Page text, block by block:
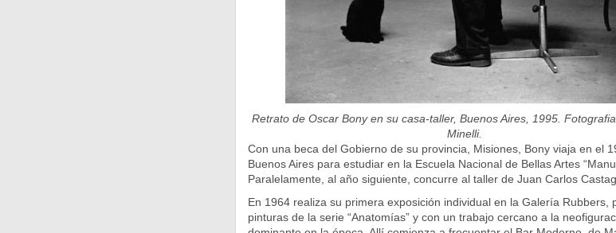
Retrato de Oscar Bony en su casa-taller, Buenos Aires, 1995.
Minelli.
Con una beca del Gobierno de su provincia, Misiones, Bony viaja en el
Buenos Aires para estudiar en la Escuela Nacional de Bellas Artes
Paralelamente, al año siguiente, concurre al taller de Juan Carlos
En 1964 realiza su primera exposición individual en la Galería Rubbers,
pinturas de la serie “Anatomías” y con un trabajo cercano a la